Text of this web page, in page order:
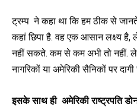
ट्रम्प ने कहा था कि हम ठीक से
कहां छिपा है. वह एक आसान लक्ष्य है,
नहीं सकते. कम से कम अभी तो नहीं.
नागरिकों या अमेरिकी सैनिकों पर दागी
इसके साथ ही अमेरिकी राष्ट्रपति